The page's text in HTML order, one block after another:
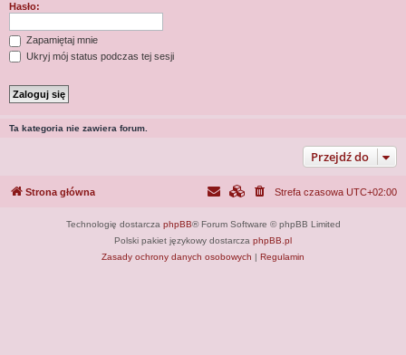
Hasło:
Zapamiętaj mnie
Ukryj mój status podczas tej sesji
Ta kategoria nie zawiera forum.
Przejdź do
Strona główna Strefa czasowa UTC+02:00
Technologię dostarcza phpBB® Forum Software © phpBB Limited
Polski pakiet językowy dostarcza phpBB.pl
Zasady ochrony danych osobowych | Regulamin